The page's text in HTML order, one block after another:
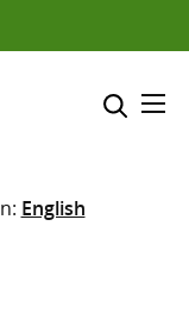
l’emplacement
English